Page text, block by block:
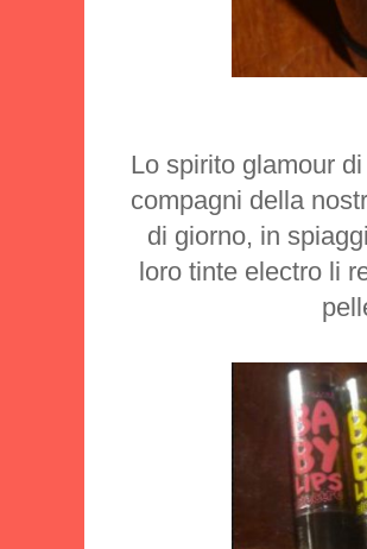
Lo spirito glamour
compagni della
di giorno, in
loro tinte electro li